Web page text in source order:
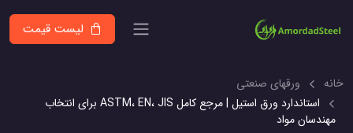
لیست قیمت
خانه
ورقهای صنعتی
استاندارد ورق استیل | مرجع کامل ASTM، EN، JIS برای انتخاب
مهندسان مواد